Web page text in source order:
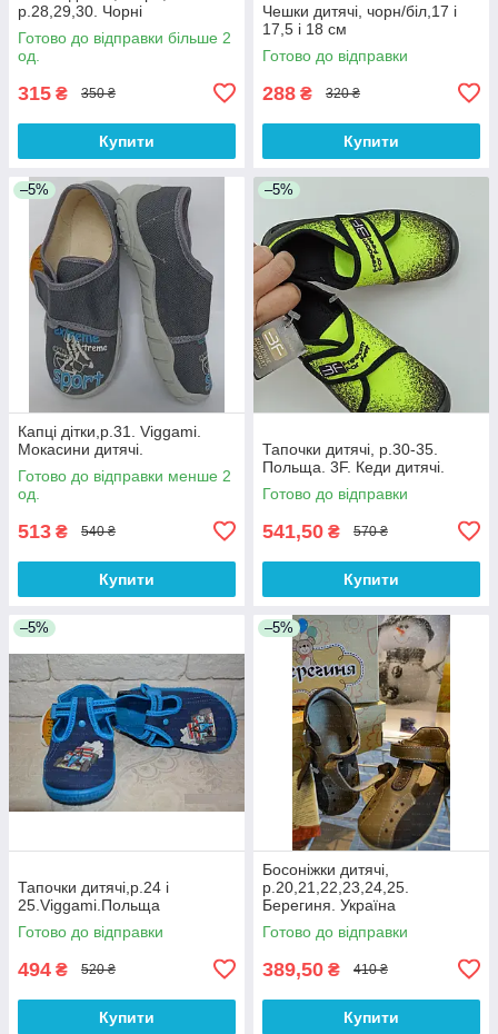
р.28,29,30. Чорні
Готово до відправки більше 2
од.
315 ₴ 350 ₴
Купити
Чешки дитячі, чорн/біл,17 і
17,5 і 18 см
Готово до відправки
288 ₴ 320 ₴
Купити
–5%
Капці дітки,р.31. Viggami.
Мокасини дитячі.
Готово до відправки менше 2
од.
513 ₴ 540 ₴
Купити
–5%
Тапочки дитячі, р.30-35.
Польща. 3F. Кеди дитячі.
Готово до відправки
541,50 ₴ 570 ₴
Купити
–5%
Тапочки дитячі,р.24 і
25.Viggami.Польща
Готово до відправки
494 ₴ 520 ₴
Купити
–5%
Босоніжки дитячі,
р.20,21,22,23,24,25.
Берегиня. Україна
Готово до відправки
389,50 ₴ 410 ₴
Купити